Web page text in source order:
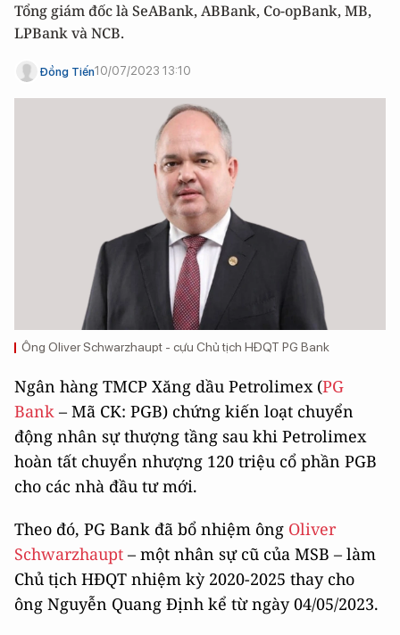
Tổng giám đốc là SeABank, ABBank, Co-opBank, MB,
LPBank và NCB.
Đồng Tiến10/07/2023 13:10
Ông Oliver Schwarzhaupt - cựu Chủ tịch HĐQT PG Bank
Ngân hàng TMCP Xăng dầu Petrolimex (PG
Bank – Mã CK: PGB) chứng kiến loạt chuyển
động nhân sự thượng tầng sau khi Petrolimex
hoàn tất chuyển nhượng 120 triệu cổ phần PGB
cho các nhà đầu tư mới.
Theo đó, PG Bank đã bổ nhiệm ông Oliver
Schwarzhaupt – một nhân sự cũ của MSB – làm
Chủ tịch HĐQT nhiệm kỳ 2020-2025 thay cho
ông Nguyễn Quang Định kể từ ngày 04/05/2023.